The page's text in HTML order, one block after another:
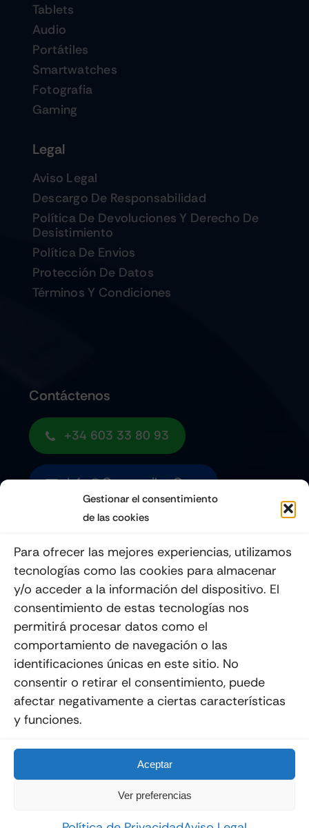
Gestionar el consentimiento
de las cookies
Para ofrecer las mejores experiencias, utilizamos
tecnologías como las cookies para almacenar
y/o acceder a la información del dispositivo. El
consentimiento de estas tecnologías nos
permitirá procesar datos como el
comportamiento de navegación o las
identificaciones únicas en este sitio. No
consentir o retirar el consentimiento, puede
afectar negativamente a ciertas características
y funciones.
Aceptar
Ver preferencias
Tablets
Audio
Portátiles
Smartwatches
Fotografia
Gaming
Legal
Aviso Legal
Descargo De Responsabilidad
Política De Devoluciones Y Derecho De
Desistimiento
Política De Envios
Protección De Datos
Términos Y Condiciones
Contáctenos
+34 603 33 80 93
Info@quemoviles.com
Enviar
Todos Los Derechos Reservados